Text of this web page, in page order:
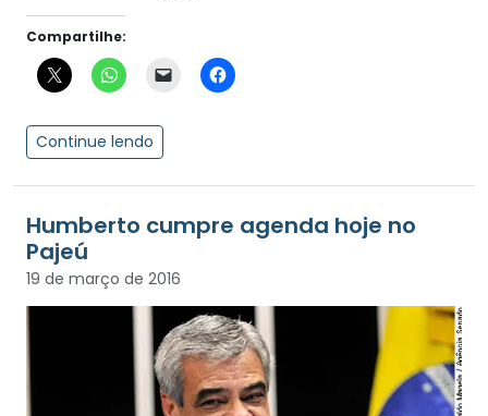
Compartilhe:
Continue lendo
Humberto cumpre agenda hoje no
Pajeú
19 de março de 2016